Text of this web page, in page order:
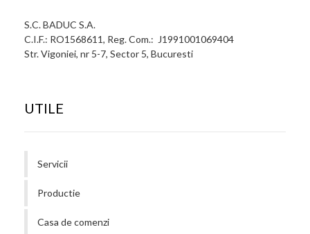
S.C. BADUC S.A.
C.I.F.: RO1568611, Reg. Com.: J1991001069404
Str. Vigoniei, nr 5-7, Sector 5, Bucuresti
UTILE
Servicii
Productie
Casa de comenzi